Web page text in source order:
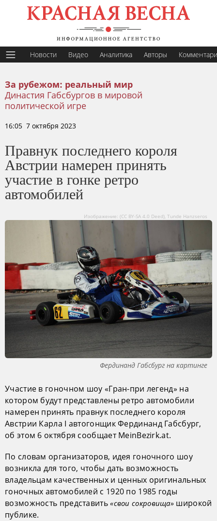
Новости Видео Аналитика Авторы
За рубежом: реальный мир
Династия Габсбургов в мировой
политической игре
16:05 7 октября 2023
Правнук последнего короля
Австрии намерен принять
участие в гонке ретро
автомобилей
Изображение: (CC BY-SA 4.0 Deed), Tunde Hanzseros
Фердинанд Габсбург на картинге
Участие в гоночном шоу «Гран-при легенд» на
котором будут представлены ретро автомобили
намерен принять правнук последнего короля
Австрии Карла I автогонщик Фердинанд Габсбург,
об этом 6 октября сообщает MeinBezirk.at.
По словам организаторов, идея гоночного шоу
возникла для того, чтобы дать возможность
владельцам качественных и ценных оригинальных
гоночных автомобилей с 1920 по 1985 годы
возможность представить«свои сокровища» широкой
публике.